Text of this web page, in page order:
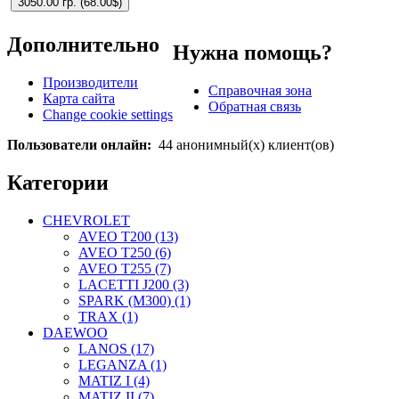
Дополнительно
Производители
Карта сайта
Change cookie settings
Нужна помощь?
Справочная зона
Обратная связь
Пользователи онлайн: 44 анонимный(х) клиент(ов)
Категории
CHEVROLET
AVEO T200 (13)
AVEO T250 (6)
AVEO T255 (7)
LACETTI J200 (3)
SPARK (M300) (1)
TRAX (1)
DAEWOO
LANOS (17)
LEGANZA (1)
MATIZ I (4)